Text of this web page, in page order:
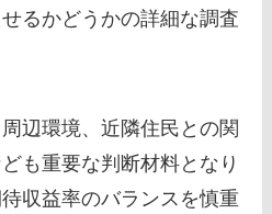
るかどうかの詳細な調査
辺環境、近隣住民との関
も重要な判断材料となり
収益率のバランスを慎重